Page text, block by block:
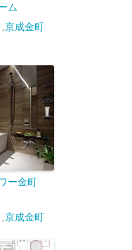
ム
京成金町
ー金町
京成金町